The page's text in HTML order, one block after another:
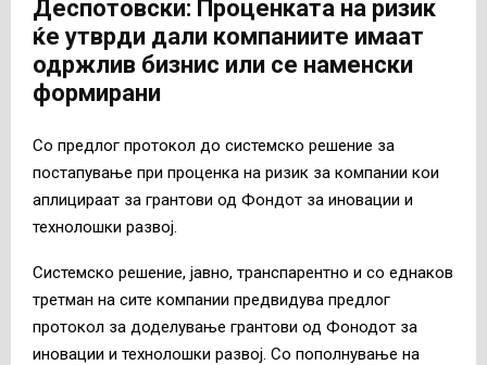
Деспотовски: Проценката на ризик
ќе утврди дали компаниите имаат
одржлив бизнис или се наменски
формирани
Со предлог протокол до системско решение за
постапување при проценка на ризик за компании кои
аплицираат за грантови од Фондот за иновации и
технолошки развој.
Системско решение, јавно, транспарентно и со еднаков
третман на сите компании предвидува предлог
протокол за доделување грантови од Фонодот за
иновации и технолошки развој. Со пополнување на